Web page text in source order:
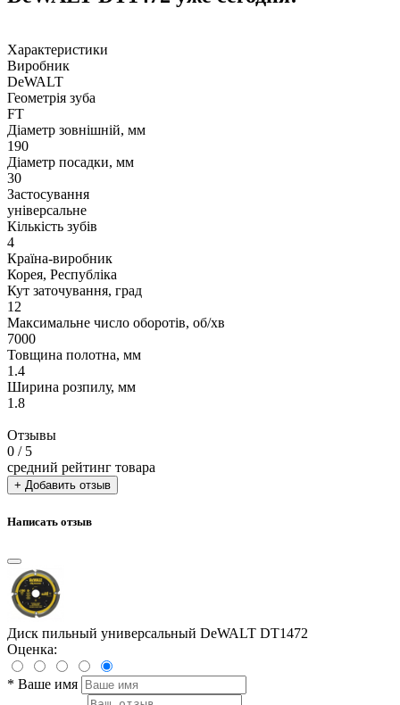
Характеристики
Виробник
DeWALT
Геометрія зуба
FT
Діаметр зовнішній, мм
190
Діаметр посадки, мм
30
Застосування
універсальне
Кількість зубів
4
Країна-виробник
Корея, Республіка
Кут заточування, град
12
Максимальне число оборотів, об/хв
7000
Товщина полотна, мм
1.4
Ширина розпилу, мм
1.8
Отзывы
0 / 5
средний рейтинг товара
+ Добавить отзыв
Написать отзыв
Диск пильный универсальный DeWALT DT1472
Оценка:
* Ваше имя